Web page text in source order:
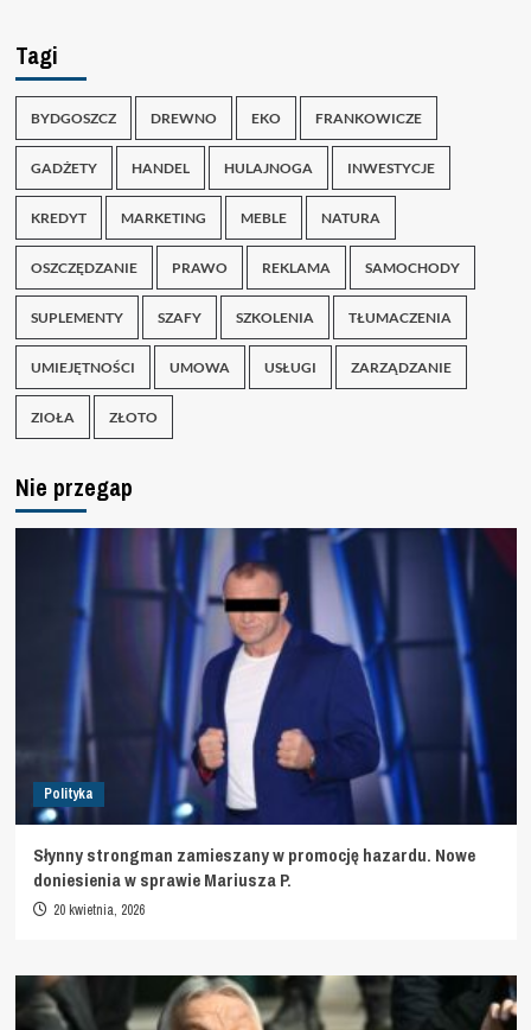
Tagi
BYDGOSZCZ DREWNO EKO FRANKOWICZE
GADŻETY HANDEL HULAJNOGA INWESTYCJE
KREDYT MARKETING MEBLE NATURA
OSZCZĘDZANIE PRAWO REKLAMA SAMOCHODY
SUPLEMENTY SZAFY SZKOLENIA TŁUMACZENIA
UMIEJĘTNOŚCI UMOWA USŁUGI ZARZĄDZANIE
ZIOŁA ZŁOTO
Nie przegap
Polityka
Słynny strongman zamieszany w promocję hazardu. Nowe
doniesienia w sprawie Mariusza P.
20 kwietnia, 2026